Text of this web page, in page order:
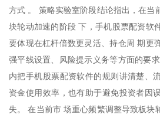
方式 。 策略实验室阶段结论指出，在当
块轮动加速的阶段 下，手机股票配资软
要体现在杠杆倍数更灵活、持仓周 期更
强平线设置、风险提示义务等方面的要
内把手机股票配资软件的规则讲清楚、
资金使用效率，也有助于避免投资者因
失。 在当前市 场重心频繁调整导致板块